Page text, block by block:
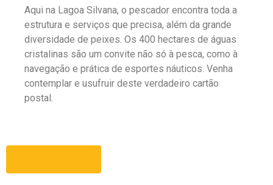
Aqui na Lagoa Silvana, o pescador encontra toda a
estrutura e serviços que precisa, além da grande
diversidade de peixes. Os 400 hectares de águas
cristalinas são um convite não só à pesca, como à
navegação e prática de esportes náuticos. Venha
contemplar e usufruir deste verdadeiro cartão
postal.